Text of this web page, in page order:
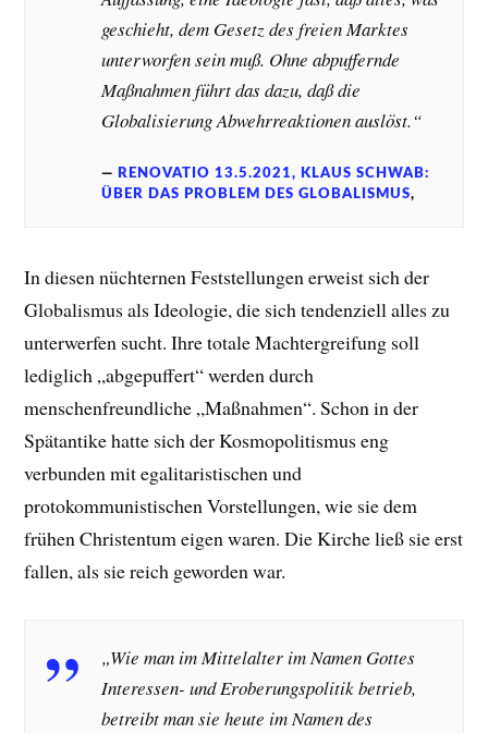
geschieht, dem Gesetz des freien Marktes
unterworfen sein muß. Ohne abpuffernde
Maßnahmen führt das dazu, daß die
Globalisierung Abwehrreaktionen auslöst.“
RENOVATIO 13.5.2021, KLAUS SCHWAB:
ÜBER DAS PROBLEM DES GLOBALISMUS,
In diesen nüchternen Feststellungen erweist sich der
Globalismus als Ideologie, die sich tendenziell alles zu
unterwerfen sucht. Ihre totale Machtergreifung soll
lediglich „abgepuffert“ werden durch
menschenfreundliche „Maßnahmen“. Schon in der
Spätantike hatte sich der Kosmopolitismus eng
verbunden mit egalitaristischen und
protokommunistischen Vorstellungen, wie sie dem
frühen Christentum eigen waren. Die Kirche ließ sie erst
fallen, als sie reich geworden war.
„Wie man im Mittelalter im Namen Gottes
Interessen- und Eroberungspolitik betrieb,
betreibt man sie heute im Namen des